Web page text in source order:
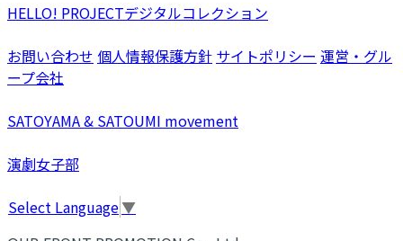
HELLO! PROJECTデジタルコレクション
お問い合わせ 個人情報保護方針 サイトポリシー 運営・グル
ープ会社
SATOYAMA & SATOUMI movement
演劇女子部
Select Language▼